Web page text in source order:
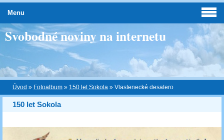
Svobodné noviny na internetu
Úvod » Fotoalbum » 150 let Sokola » Vlastenecké desatero
150 let Sokola
Menu